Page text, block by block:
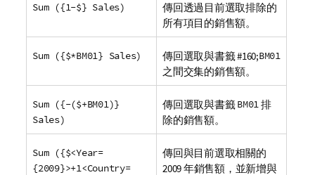
Sum ({1-$} Sales)
傳回透過目前選取排除的
所有項目的銷售額。
Sum ({$*BM01} Sales) 傳回選取與書籤 #160;BM01
之間交集的銷售額。
Sum ({-($+BM01)}
Sales)
傳回選取與書籤BM01排
除的銷售額。
Sum ({$<Year=
{2009}>+1<Country=
傳回與目前選取相關的
2009 年銷售額，並新增與